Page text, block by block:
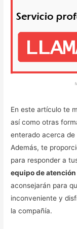
En este artículo te
así como otras
enterado acerca de
Además, te
para responder a
equipo de
aconsejarán para
inconveniente y
la compañía.